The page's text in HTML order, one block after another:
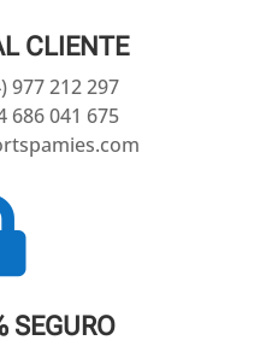
CLIENTE
977 212 297
686 041 675
SEGURO